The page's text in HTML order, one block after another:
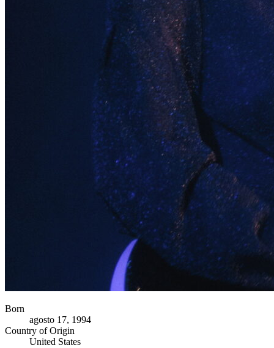
Born
agosto 17, 1994
Country of Origin
United States